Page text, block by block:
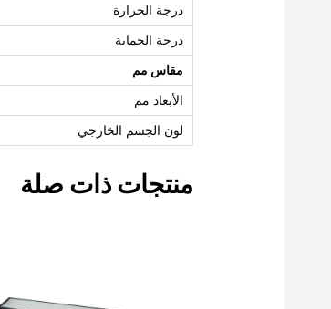
درجة الحرارة
درجة الحماية
مقاس مم
الأبعاد مم
لون الجسم الخارجي
منتجات ذات صلة